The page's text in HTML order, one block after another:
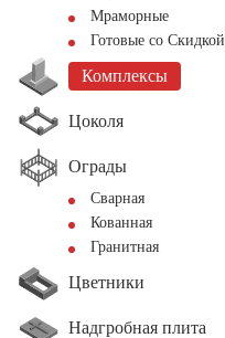
Мраморные
Готовые со Скидкой
Комплексы
Цоколя
Ограды
Сварная
Кованная
Гранитная
Цветники
Надгробная плита